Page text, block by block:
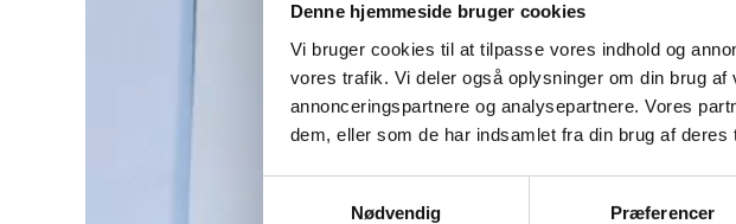
Denne hjemmeside bruger cookies
Vi bruger cookies til at tilpasse vores indhold og
vores trafik. Vi deler også oplysninger om din brug
annonceringspartnere og analysepartnere. Vores
dem, eller som de har indsamlet fra din brug af deres
Nødvendig
Præferencer